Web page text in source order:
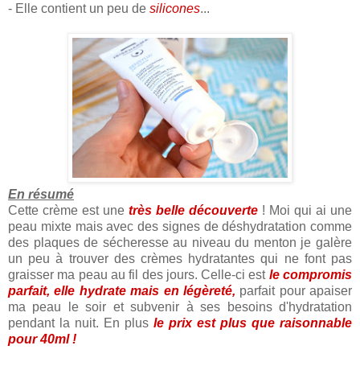
- Elle contient un peu de silicones...
En résumé
Cette crème est une très belle découverte ! Moi qui ai une
peau mixte mais avec des signes de déshydratation comme
des plaques de sécheresse au niveau du menton je galère
un peu à trouver des crèmes hydratantes qui ne font pas
graisser ma peau au fil des jours. Celle-ci est le compromis
parfait, elle hydrate mais en légèreté, parfait pour apaiser
ma peau le soir et subvenir à ses besoins d'hydratation
pendant la nuit. En plus le prix est plus que raisonnable
pour 40ml !